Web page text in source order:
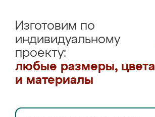
Изготовим по
индивидуальному
проекту:
любые размеры, цвета
и материалы